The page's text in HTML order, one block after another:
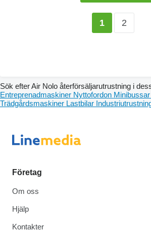
1 2
Sök efter Air Nolo återförsäljarutrustning i
Entreprenadmaskiner Nyttofordon Minibussar
Trädgårdsmaskiner Lastbilar
Företag
Om oss
Hjälp
Kontakter